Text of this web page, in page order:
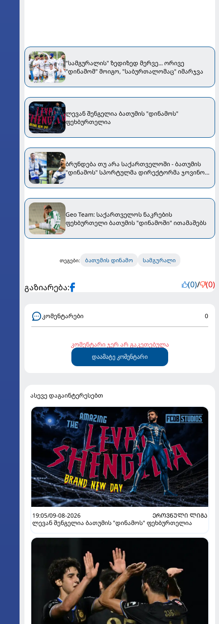
"სამგურალის" ზედიზედ მერვე... ორივე
"დინამომ" მოიგო, "საბურთალომაც" იმარჯვა
ლევან შენგელია ბათუმის "დინამოს"
ფეხბურთელია
ბრუნდება თუ არა საქართველოში - ბათუმის
"დინამოს" სპორტულმა დირექტორმა ჯოვინო
Geo Team: საქართველოს ნაკრების
ფეხბურთელი ბათუმის "დინამოში" ითამაშებს
თეგები: ბათუმის დინამო სამგურალი
გაზიარება: (0)/ (0)
კომენტარები 0
კომენტარი ჯერ არ გაკეთებულა
დაამატე კომენტარი
ასევე დაგაინტერესებთ
19:05/09-08-2026
ᲔᲠᲝᲕᲜᲣᲚᲘ ᲚᲘᲒᲐ
ლევან შენგელია ბათუმის "დინამოს" ფეხბურთელია